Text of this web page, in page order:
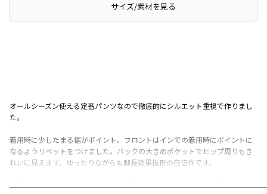
サイズ/素材を見る
オールシーズン使える定番パンツなので徹底的にシルエット重視で作りまし
た。
着用時に少したまる裾がポイント。フロントはインでの着用時にポイントに
なるようリベットをつけました。バックの大きめポケットでヒップ周りもき
れいに見えます。ゆったりながらも脚長効果抜群の自信作です。
前開きチャックの仕様ですが、生地が柔らかく後ろはゴムなので履き心地◎